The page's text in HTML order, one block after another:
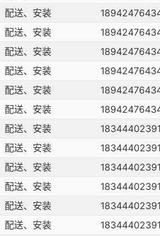
配送、安装
配送、安装
配送、安装
配送、安装
配送、安装
配送、安装
配送、安装 18344402391
配送、安装 18344402391
配送、安装 18344402391
配送、安装 18344402391
配送、安装 18344402391
配送、安装 18344402391